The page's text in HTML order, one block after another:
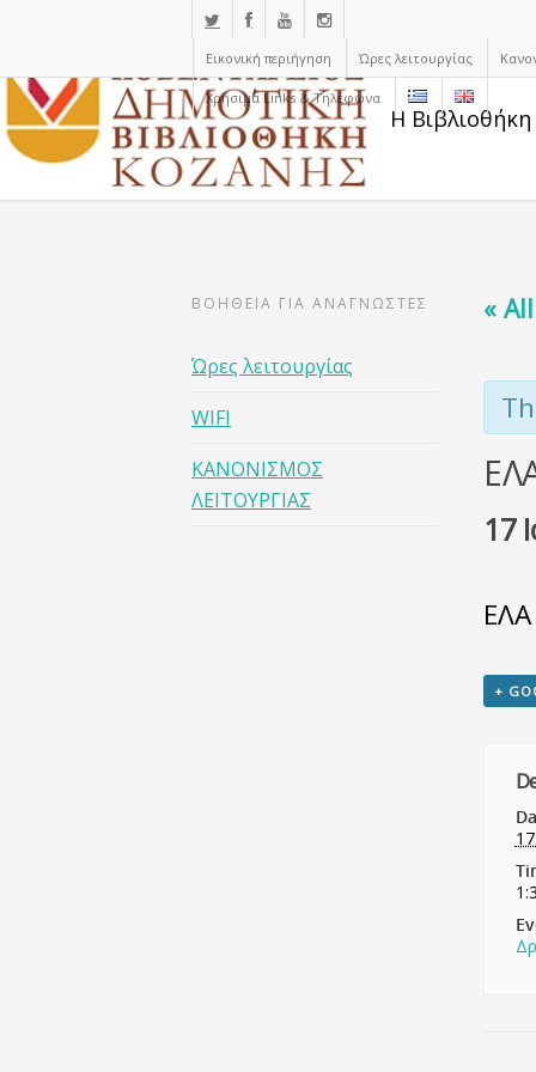
Εικονική περιήγηση Ώρες λειτουργίας
Χρήσιμα Links & Τηλέφωνα
Η
«
17
+
ΒΟΗΘΕΙΑ ΓΙΑ ΑΝΑΓΝΩΣΤΕΣ
Ώρες λειτουργίας
WIFI
ΚΑΝΟΝΙΣΜΟΣ
ΛΕΙΤΟΥΡΓΙΑΣ